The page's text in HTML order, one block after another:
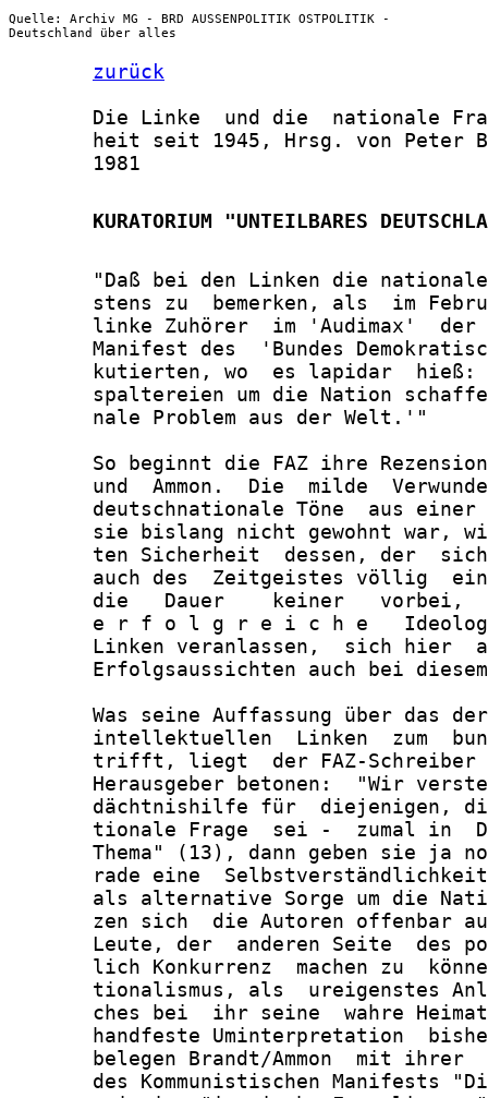
Quelle: Archiv MG - BRD AUSSENPOLITIK OSTPOLITIK -
Deutschland über alles
zurück
Die Linke  und die  nationale
heit seit 1945, Hrsg. von Peter
       1981
KURATORIUM "UNTEILBARES